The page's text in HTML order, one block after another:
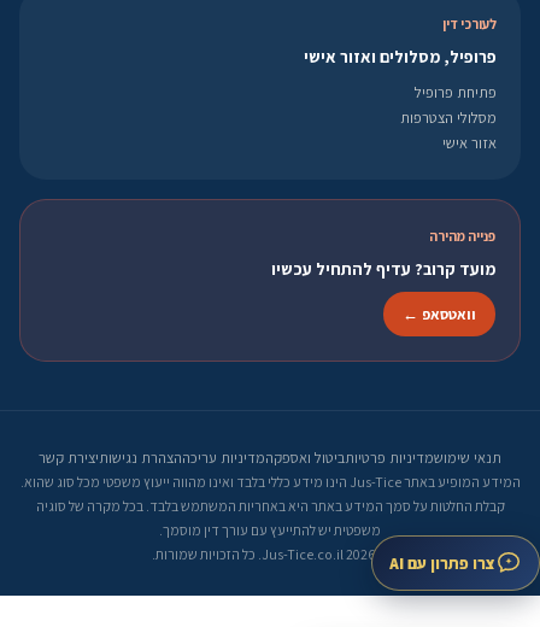
לעורכי דין
פרופיל, מסלולים ואזור אישי
פתיחת פרופיל
מסלולי הצטרפות
אזור אישי
פנייה מהירה
מועד קרוב? עדיף להתחיל עכשיו
וואטסאפ ←
תנאי שימושמדיניות פרטיותביטול ואספקהמדיניות עריכההצהרת נגישותיצירת קשר
המידע המופיע באתר Jus-Tice הינו מידע כללי בלבד ואינו מהווה ייעוץ משפטי מכל סוג שהוא.
קבלת החלטות על סמך המידע באתר היא באחריות המשתמש בלבד. בכל מקרה של סוגיה
משפטית יש להתייעץ עם עורך דין מוסמך.
© 2026 Jus-Tice.co.il. כל הזכויות שמורות.
צרו פתרון עם AI